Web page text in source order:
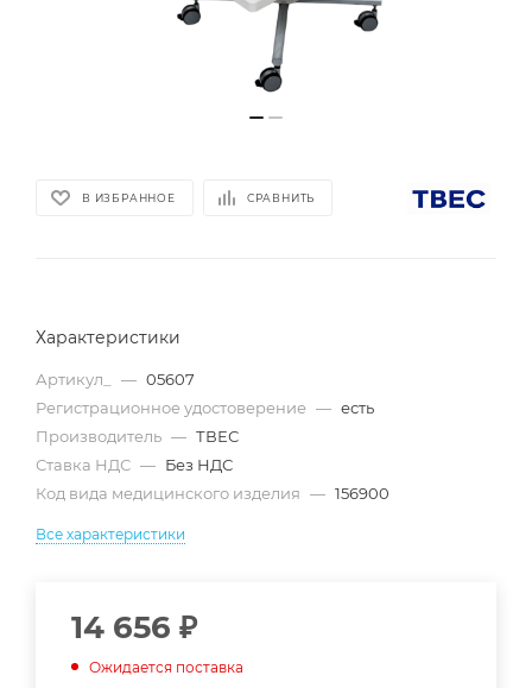
В ИЗБРАННОЕ СРАВНИТЬ
Характеристики
Артикул_ — 05607
Регистрационное удостоверение — есть
Производитель — ТВЕС
Ставка НДС — Без НДС
Код вида медицинского изделия — 156900
Все характеристики
14 656 ₽
Ожидается поставка